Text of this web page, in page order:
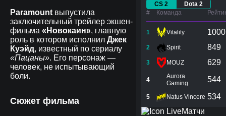
Paramount выпустила
заключительный трейлер экшен-
фильма «Новокаин», главную
роль в котором исполнил Джек
Куэйд, известный по сериалу
«Пацаны». Его персонаж —
человек, не испытывающий
боли.
Сюжет фильма
CS 2
Dota 2
#
Команда
1 Vitality 1000
2 Spirit 849
3 MOUZ 629
4
Aurora
Gaming
544
5 Natus Vincere 534
Матчи